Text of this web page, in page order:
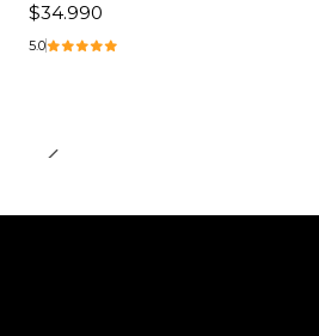
$34.990
5.0